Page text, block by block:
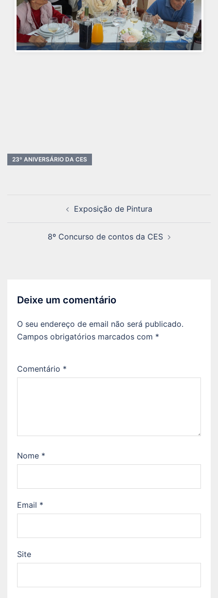
23º ANIVERSÁRIO DA CES
artigos
Exposição de Pintura
8º Concurso de contos da CES
Deixe um comentário
O seu endereço de email não será publicado.
Campos obrigatórios marcados com *
Comentário *
Nome *
Email *
Site